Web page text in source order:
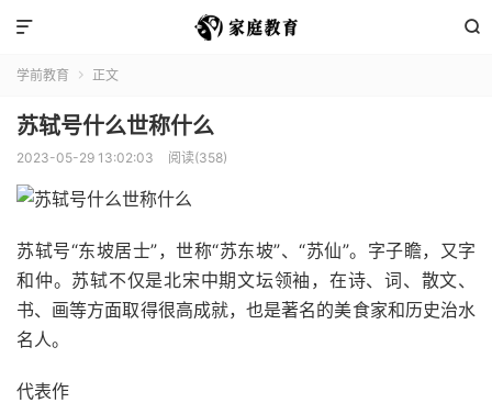


学前教育  正文
苏轼号什么世称什么
2023-05-29 13:02:03 阅读(358)
苏轼号“东坡居士”，世称“苏东坡”、“苏仙”。字子瞻，又字
和仲。苏轼不仅是北宋中期文坛领袖，在诗、词、散文、
书、画等方面取得很高成就，也是著名的美食家和历史治水
名人。
代表作